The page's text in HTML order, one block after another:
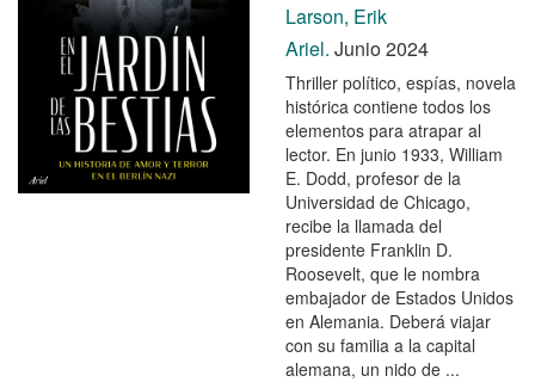
Larson, Erik
Ariel. Junio 2024
Thriller político, espías, novela
histórica contiene todos los
elementos para atrapar al
lector. En junio 1933, William
E. Dodd, profesor de la
Universidad de Chicago,
recibe la llamada del
presidente Franklin D.
Roosevelt, que le nombra
embajador de Estados Unidos
en Alemania. Deberá viajar
con su familia a la capital
alemana, un nido de ...